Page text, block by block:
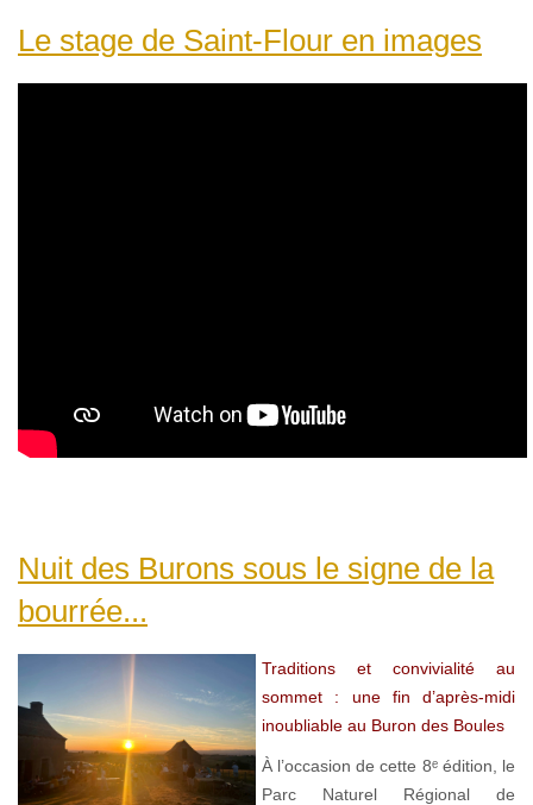
Le stage de Saint-Flour en images
Nuit des Burons sous le signe de la
bourrée...
Traditions et convivialité au
sommet : une fin d’après-midi
inoubliable au Buron des Boules
À l’occasion de cette 8ᵉ édition, le
Parc Naturel Régional de